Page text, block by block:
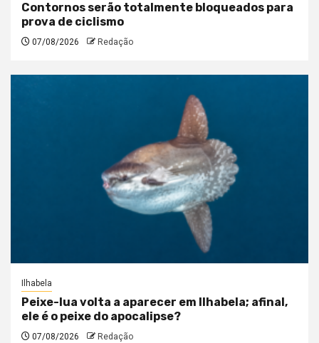
Contornos serão totalmente bloqueados para
prova de ciclismo
07/08/2026 Redação
Ilhabela
Peixe-lua volta a aparecer em Ilhabela; afinal,
ele é o peixe do apocalipse?
07/08/2026 Redação